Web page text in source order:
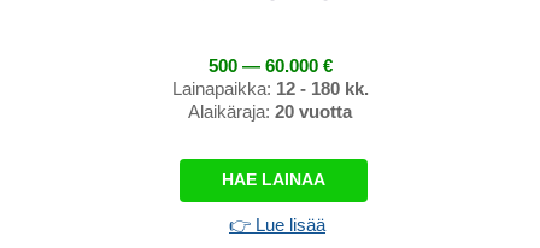
500 — 60.000 €
Lainapaikka: 12 - 180 kk.
Alaikäraja: 20 vuotta
HAE LAINAA
👉 Lue lisää